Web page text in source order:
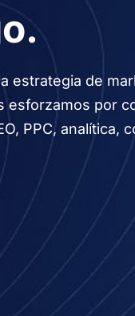
estrategia de
esforzamos por
PPC, analítica,